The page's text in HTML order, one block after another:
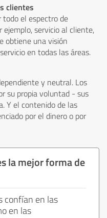
clientes
todo el espectro de
ejemplo, servicio al cliente,
obtiene una visión
en todas las áreas.
y neutral. Los
su propia voluntad - sus
Y el contenido de las
por el dinero o por
la mejor forma de
confían en las
en las